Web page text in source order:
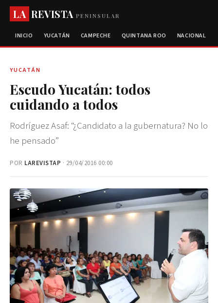
LA REVISTAPENINSULAR
INICIO YUCATÁN CAMPECHE QUINTANA ROO NACIONAL
YUCATÁN
Escudo Yucatán: todos
cuidando a todos
Rodríguez Asaf: “¿Candidato a la gubernatura? No lo
he pensado”
POR LAREVISTAP · 29/04/2016 00:00